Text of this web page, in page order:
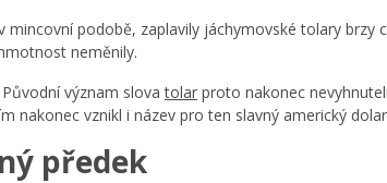
podobě, zaplavily jáchymovské tolary
neměnily.
význam slovatolar proto nakonec
nakonec vznikl i název pro ten slavný americký
předek